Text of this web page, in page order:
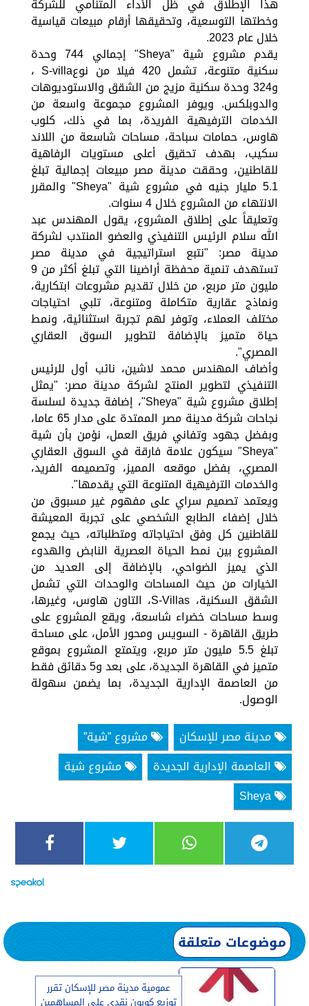
هذا الإطلاق في ظل الأداء المتنامي للشركة
وخطتها التوسعية، وتحقيقها أرقام مبيعات قياسية
خلال عام 2023.
يقدم مشروع شية "Sheya" إجمالي 744 وحدة
سكنية متنوعة، تشمل 420 فيلا من نوعS-villa ،
و324 وحدة سكنية مزيج من الشقق والاستوديوهات
والدوبلكس. ويوفر المشروع مجموعة واسعة من
الخدمات الترفيهية الفريدة، بما في ذلك، كلوب
هاوس، حمامات سباحة، مساحات شاسعة من اللاند
سكيب، بهدف تحقيق أعلى مستويات الرفاهية
للقاطنين، وحققت مدينة مصر مبيعات إجمالية تبلغ
5.1 مليار جنيه في مشروع شية "Sheya" والمقرر
الانتهاء من المشروع خلال 4 سنوات.
وتعليقاً على إطلاق المشروع، يقول المهندس عبد
الله سلام الرئيس التنفيذي والعضو المنتدب لشركة
مدينة مصر: "نتبع استراتيجية في مدينة مصر
تستهدف تنمية محفظة أراضينا التي تبلغ أكثر من 9
مليون متر مربع، من خلال تقديم مشروعات ابتكارية،
ونماذج عقارية متكاملة ومتنوعة، تلبي احتياجات
مختلف العملاء، وتوفر لهم تجربة استثنائية، ونمط
حياة متميز بالإضافة لتطوير السوق العقاري
المصري".
وأضاف المهندس محمد لاشين، نائب أول للرئيس
التنفيذي لتطوير المنتج لشركة مدينة مصر: "يمثل
إطلاق مشروع شية "Sheya"، إضافة جديدة لسلسة
نجاحات شركة مدينة مصر الممتدة على مدار 65 عاما،
وبفضل جهود وتفاني فريق العمل، نؤمن بأن شية
"Sheya" سيكون علامة فارقة في السوق العقاري
المصري، بفضل موقعه المميز، وتصميمه الفريد،
والخدمات الترفيهية المتنوعة التي يقدمها".
ويعتمد تصميم سراي على مفهوم غير مسبوق من
خلال إضفاء الطابع الشخصي على تجربة المعيشة
للقاطنين كل وفق احتياجاته ومتطلباته، حيث يجمع
المشروع بين نمط الحياة العصرية النابض والهدوء
الذي يميز الضواحي، بالإضافة إلى العديد من
الخيارات من حيث المساحات والوحدات التي تشمل
الشقق السكنية، S-Villas، التاون هاوس، وغيرها،
وسط مساحات خضراء شاسعة، ويقع المشروع على
طريق القاهرة - السويس ومحور الأمل، على مساحة
تبلغ 5.5 مليون متر مربع، ويتمتع المشروع بموقع
متميز في القاهرة الجديدة، على بعد و5 دقائق فقط
من العاصمة الإدارية الجديدة، بما يضمن سهولة
الوصول.
مدينة مصر للإسكان
مشروع ”شية”
العاصمة الإدارية الجديدة
مشروع شية
موضوعات متعلقة
عمومية مدينة مصر للإسكان تقرر